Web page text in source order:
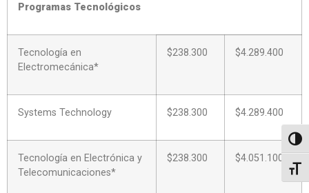
Programas Tecnológicos
Tecnología en
Electromecánica*
$238.300 $4.289.400
Systems Technology $238.300 $4.289.400
Tecnología en Electrónica y
Telecomunicaciones*
$238.300 $4.051.100